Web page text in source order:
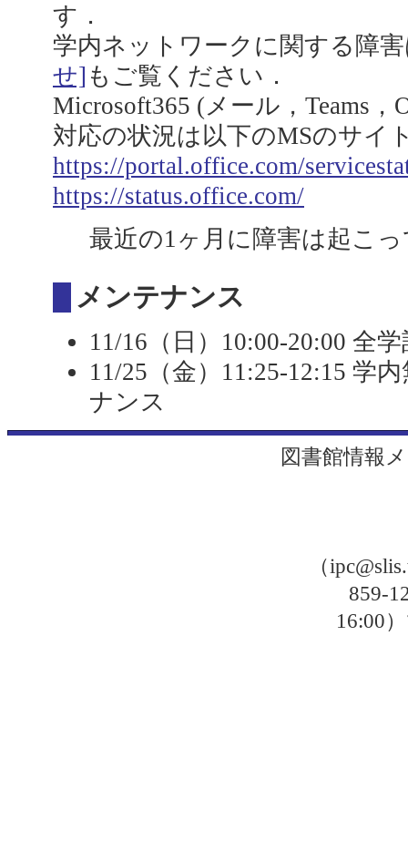
す．
学内ネットワークに関する障
せ] もご覧ください．
Microsoft365 (メール，Teams
対応の状況は以下のMSのサイ
https://portal.office.com/
https://status.office.com/
最近の1ヶ月に障害は起こ
メンテナンス
11/16（日）10:00-20:00 全
11/25（金）11:25-12:15 学
ナンス
図書館情報
（
859-
16:00